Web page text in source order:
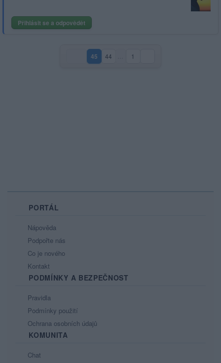
Přihlásit se a odpovědět
45(aktuální strana)
44 1
PORTÁL
Nápověda
Podpořte nás
Co je nového
Kontakt
PODMÍNKY A BEZPEČNOST
Pravidla
Podmínky použití
Ochrana osobních údajů
KOMUNITA
Chat